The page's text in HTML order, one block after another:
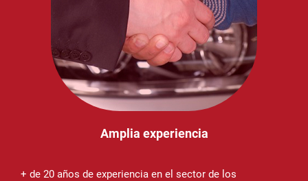
Amplia experiencia
+ de 20 años de experiencia en el sector de los